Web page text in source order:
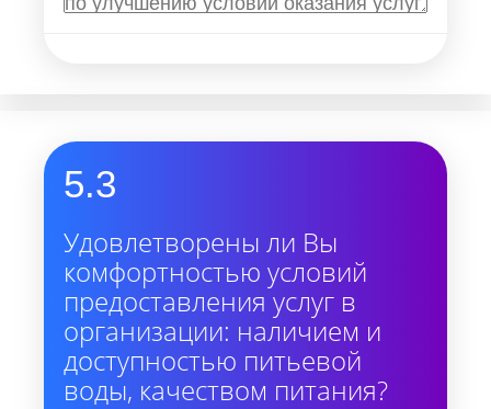
5.3
Удовлетворены ли Вы
комфортностью условий
предоставления услуг в
организации: наличием и
доступностью питьевой
воды, качеством питания?